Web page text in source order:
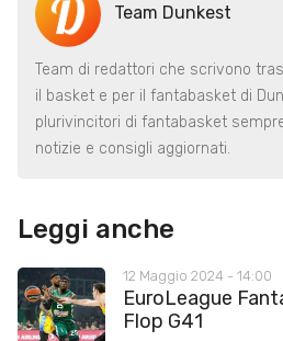
Team Dunkest
Team di redattori che scrivono
il basket e per il fantabasket di
plurivincitori di fantabasket
notizie e consigli aggiornati.
Leggi anche
12 Maggio 2024 - 14:00
EuroLeague
Flop G41